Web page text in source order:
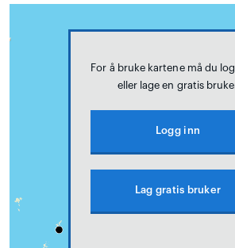
For å bruke kartene må du
eller lage en gratis
Logg inn
Lag gratis bruker